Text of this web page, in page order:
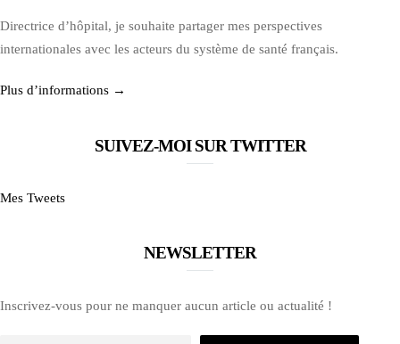
Directrice d’hôpital, je souhaite partager mes perspectives
internationales avec les acteurs du système de santé français.
Plus d’informations →
SUIVEZ-MOI SUR TWITTER
Mes Tweets
NEWSLETTER
Inscrivez-vous pour ne manquer aucun article ou actualité !